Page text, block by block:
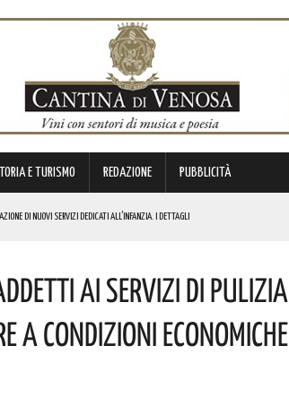
E TURISMO REDAZIONE PUBBLICITÀ
DI NUOVI SERVIZI DEDICATI ALL’INFANZIA. I DETTAGLI
ECCO LE FOTO
AI SERVIZI DI PULIZIA
A CONDIZIONI ECONOMICHE